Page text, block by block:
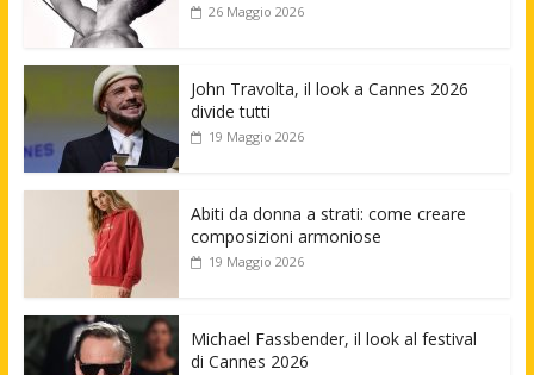
26 Maggio 2026
John Travolta, il look a Cannes 2026
divide tutti
19 Maggio 2026
Abiti da donna a strati: come creare
composizioni armoniose
19 Maggio 2026
Michael Fassbender, il look al festival
di Cannes 2026